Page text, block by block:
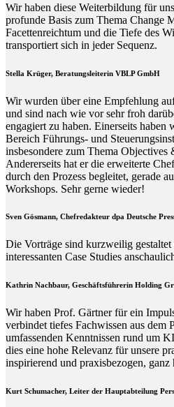
Wir haben diese Weiterbildung für
profunde Basis zum Thema Change
Facettenreichtum und die Tiefe des
transportiert sich in jeder Sequenz.
Stella Krüger, Beratungsleiterin VBLP GmbH
Wir wurden über eine Empfehlung
und sind nach wie vor sehr froh
engagiert zu haben. Einerseits haben
Bereich Führungs- und
insbesondere zum Thema
Andererseits hat er die erweiterte
durch den Prozess begleitet, gerade
Workshops. Sehr gerne wieder!
Sven Gösmann, Chefredakteur dpa Deutsche
Die Vorträge sind kurzweilig
interessanten Case Studies
Kathrin Nachbaur, Geschäftsführerin Holding
Wir haben Prof. Gärtner für ein
verbindet tiefes Fachwissen aus dem
umfassenden Kenntnissen rund um
dies eine hohe Relevanz für unsere
inspirierend und praxisbezogen,
Kurt Schumacher, Leiter der Hauptabteilung